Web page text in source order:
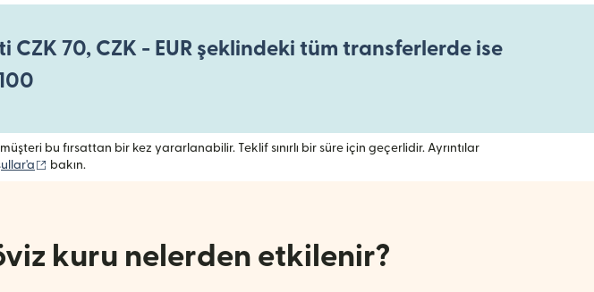
70, CZK - EUR şeklindeki tüm transferlerde ise
bu fırsattan bir kez yararlanabilir. Teklif sınırlı bir süre için geçerlidir. Ayrıntılar
(yeni pencerede açılır)
bakın.
kuru nelerden etkilenir?